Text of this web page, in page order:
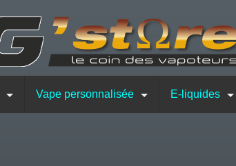
Vape personnalisée E-liquides